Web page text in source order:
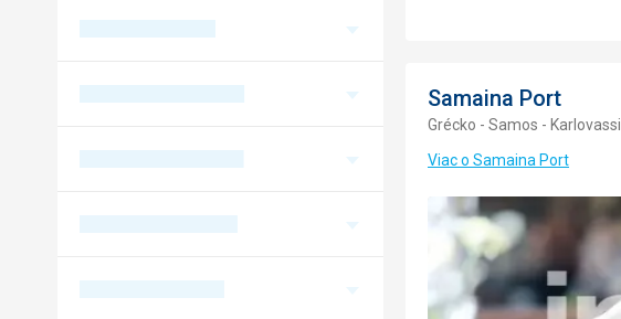
Samaina Port
Grécko - Samos - Karlovassi
Viac o Samaina Port